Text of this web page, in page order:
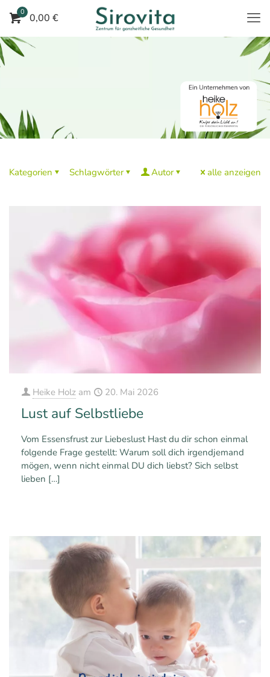
0 0,00 €
Kategorien Schlagwörter Autor alle anzeigen
Heike Holz am 20. Mai 2026
Lust auf Selbstliebe
Vom Essensfrust zur Liebeslust Hast du dir schon einmal
folgende Frage gestellt: Warum soll dich irgendjemand
mögen, wenn nicht einmal DU dich liebst? Sich selbst
lieben […]